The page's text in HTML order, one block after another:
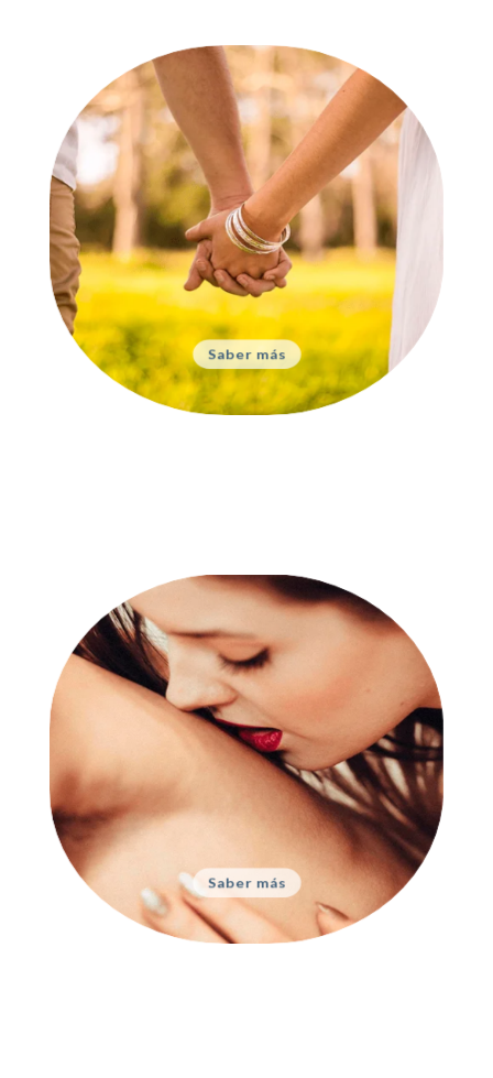
Parejas
Relaciones sanas y positivas a
nuestro alrededor
Saber más
Sexología
Problemas sexuales, trastornos
específicos y educación
Saber más